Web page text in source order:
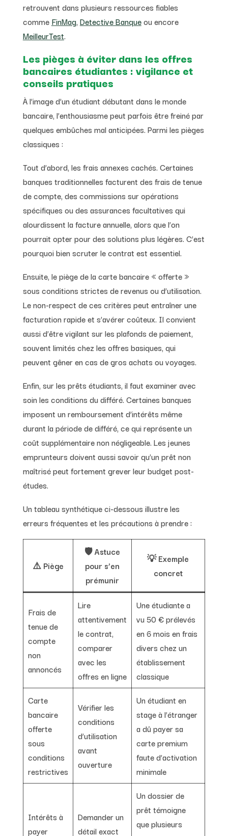
retrouvent dans plusieurs ressources fiables
comme FinMag, Detective Banqueou encore
MeilleurTest.
Les pièges à éviter dans les offres
bancaires étudiantes : vigilance et
conseils pratiques
À l’image d’un étudiant débutant dans le monde
bancaire, l’enthousiasme peut parfois être freiné par
quelques embûches mal anticipées. Parmi les pièges
classiques :
Tout d’abord, les frais annexes cachés. Certaines
banques traditionnelles facturent des frais de tenue
de compte, des commissions sur opérations
spécifiques ou des assurances facultatives qui
alourdissent la facture annuelle, alors que l’on
pourrait opter pour des solutions plus légères. C’est
pourquoi bien scruter le contrat est essentiel.
Ensuite, le piège de la carte bancaire « offerte »
sous conditions strictes de revenus ou d’utilisation.
Le non-respect de ces critères peut entraîner une
facturation rapide et s’avérer coûteux. Il convient
aussi d’être vigilant sur les plafonds de paiement,
souvent limités chez les offres basiques, qui
peuvent gêner en cas de gros achats ou voyages.
Enfin, sur les prêts étudiants, il faut examiner avec
soin les conditions du différé. Certaines banques
imposent un remboursement d’intérêts même
durant la période de différé, ce qui représente un
coût supplémentaire non négligeable. Les jeunes
emprunteurs doivent aussi savoir qu’un prêt non
maîtrisé peut fortement grever leur budget post-
études.
Un tableau synthétique ci-dessous illustre les
erreurs fréquentes et les précautions à prendre :
⚠️ Piège
🛡️ Astuce
pour s’en
prémunir
💡 Exemple
concret
Frais de
tenue de
compte
non
annoncés
Lire
attentivement
le contrat,
comparer
avec les
offres en ligne
Une étudiante a
vu 50 € prélevés
en 6 mois en frais
divers chez un
établissement
classique
Carte
bancaire
offerte
sous
conditions
restrictives
Vérifier les
conditions
d’utilisation
avant
ouverture
Un étudiant en
stage à l’étranger
a dû payer sa
carte premium
faute d’activation
minimale
Intérêts à
payer
Demander un
détail exact
Un dossier de
prêt témoigne
que plusieurs